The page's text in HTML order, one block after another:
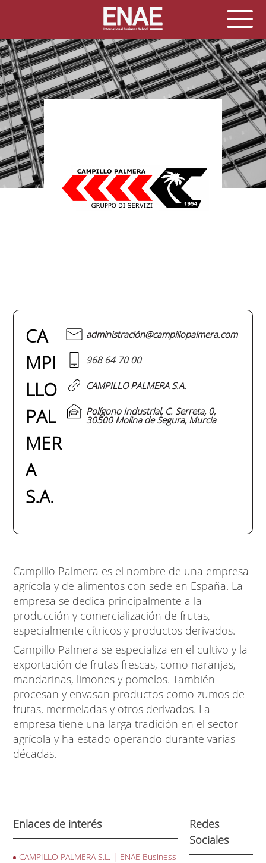
CA
MPI
LLO
PAL
MER
A
S.A.
administración@campillopalmera.com
968 64 70 00
CAMPILLO PALMERA S.A.
Polígono Industrial, C. Serreta, 0,
30500 Molina de Segura, Murcia
Campillo Palmera es el nombre de una empresa
agrícola y de alimentos con sede en España. La
empresa se dedica principalmente a la
producción y comercialización de frutas,
especialmente cítricos y productos derivados.
Campillo Palmera se especializa en el cultivo y la
exportación de frutas frescas, como naranjas,
mandarinas, limones y pomelos. También
procesan y envasan productos como zumos de
frutas, mermeladas y otros derivados. La
empresa tiene una larga tradición en el sector
agrícola y ha estado operando durante varias
décadas.
Enlaces de interés
CAMPILLO PALMERA S.L. | ENAE Business
Redes
Sociales